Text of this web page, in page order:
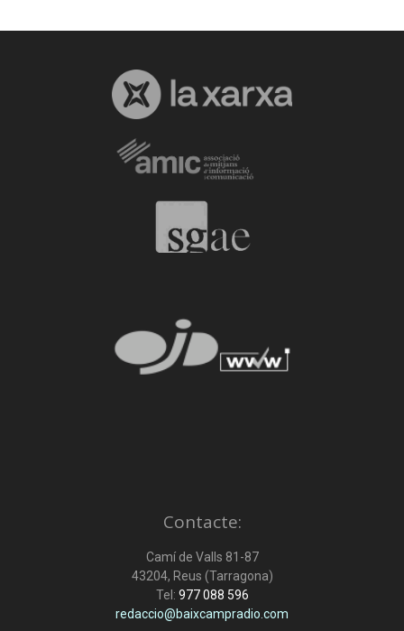
Contacte:
Camí de Valls 81-87
43204, Reus (Tarragona)
Tel: 977 088 596
redaccio@baixcampradio.com